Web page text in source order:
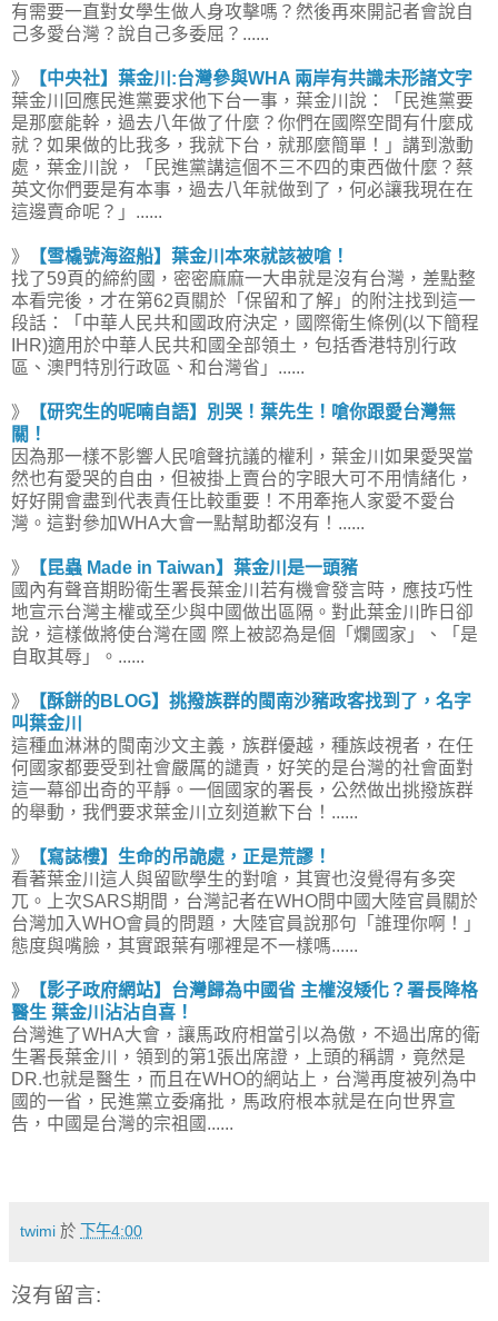
有需要一直對女學生做人身攻擊嗎？然後再來開記者會說自
己多愛台灣？說自己多委屈？......
》
【中央社】葉金川:台灣參與WHA 兩岸有共識未形諸文字
葉金川回應民進黨要求他下台一事，葉金川說：「民進黨要
是那麼能幹，過去八年做了什麼？你們在國際空間有什麼成
就？如果做的比我多，我就下台，就那麼簡單！」講到激動
處，葉金川說，「民進黨講這個不三不四的東西做什麼？蔡
英文你們要是有本事，過去八年就做到了，何必讓我現在在
這邊賣命呢？」......
》
【雪橇號海盜船】葉金川本來就該被嗆！
找了59頁的締約國，密密麻麻一大串就是沒有台灣，差點整
本看完後，才在第62頁關於「保留和了解」的附注找到這一
段話：「中華人民共和國政府決定，國際衛生條例(以下簡程
IHR)適用於中華人民共和國全部領土，包括香港特別行政
區、澳門特別行政區、和台灣省」......
》
【研究生的呢喃自語】別哭！葉先生！嗆你跟愛台灣無
關！
因為那一樣不影響人民嗆聲抗議的權利，葉金川如果愛哭當
然也有愛哭的自由，但被掛上賣台的字眼大可不用情緒化，
好好開會盡到代表責任比較重要！不用牽拖人家愛不愛台
灣。這對參加WHA大會一點幫助都沒有！......
》
【昆蟲 Made in Taiwan】葉金川是一頭豬
國內有聲音期盼衛生署長葉金川若有機會發言時，應技巧性
地宣示台灣主權或至少與中國做出區隔。對此葉金川昨日卻
說，這樣做將使台灣在國 際上被認為是個「爛國家」、「是
自取其辱」。......
》
【酥餅的BLOG】挑撥族群的閩南沙豬政客找到了，名字
叫葉金川
這種血淋淋的閩南沙文主義，族群優越，種族歧視者，在任
何國家都要受到社會嚴厲的譴責，好笑的是台灣的社會面對
這一幕卻出奇的平靜。一個國家的署長，公然做出挑撥族群
的舉動，我們要求葉金川立刻道歉下台！......
》
【寫誌樓】生命的吊詭處，正是荒謬！
看著葉金川這人與留歐學生的對嗆，其實也沒覺得有多突
兀。上次SARS期間，台灣記者在WHO問中國大陸官員關於
台灣加入WHO會員的問題，大陸官員說那句「誰理你啊！」
態度與嘴臉，其實跟葉有哪裡是不一樣嗎......
》
【影子政府網站】台灣歸為中國省 主權沒矮化？署長降格
醫生 葉金川沾沾自喜！
台灣進了WHA大會，讓馬政府相當引以為傲，不過出席的衛
生署長葉金川，領到的第1張出席證，上頭的稱謂，竟然是
DR.也就是醫生，而且在WHO的網站上，台灣再度被列為中
國的一省，民進黨立委痛批，馬政府根本就是在向世界宣
告，中國是台灣的宗祖國......
twimi 於 下午4:00
沒有留言: